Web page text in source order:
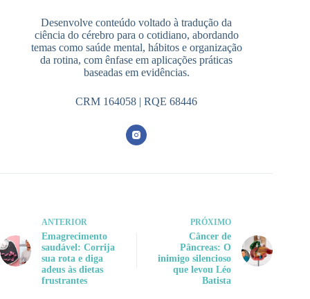
Desenvolve conteúdo voltado à tradução da
ciência do cérebro para o cotidiano, abordando
temas como saúde mental, hábitos e organização
da rotina, com ênfase em aplicações práticas
baseadas em evidências.
CRM 164058 | RQE 68446
ANTERIOR
Emagrecimento
saudável: Corrija
sua rota e diga
adeus às dietas
frustrantes
PRÓXIMO
Câncer de
Pâncreas: O
inimigo silencioso
que levou Léo
Batista